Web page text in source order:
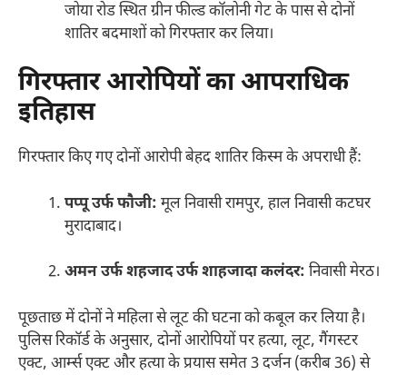
जोया रोड स्थित ग्रीन फील्ड कॉलोनी गेट के पास से दोनों
शातिर बदमाशों को गिरफ्तार कर लिया।
गिरफ्तार आरोपियों का आपराधिक
इतिहास
गिरफ्तार किए गए दोनों आरोपी बेहद शातिर किस्म के अपराधी हैं:
पप्पू उर्फ फौजी: मूल निवासी रामपुर, हाल निवासी कटघर
मुरादाबाद।
अमन उर्फ शहजाद उर्फ शाहजादा कलंदर: निवासी मेरठ।
पूछताछ में दोनों ने महिला से लूट की घटना को कबूल कर लिया है।
पुलिस रिकॉर्ड के अनुसार, दोनों आरोपियों पर हत्या, लूट, गैंगस्टर
एक्ट, आर्म्स एक्ट और हत्या के प्रयास समेत 3 दर्जन (करीब 36) से